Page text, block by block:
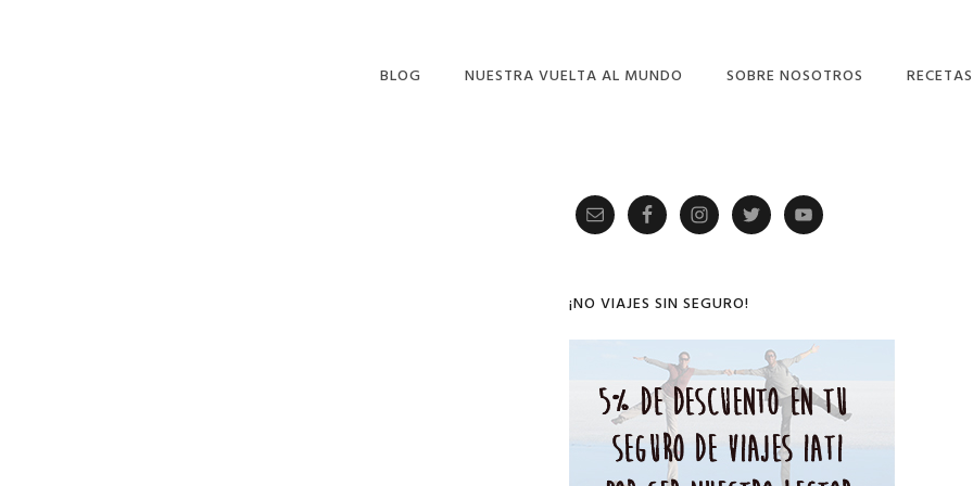
BLOG NUESTRA VUELTA AL MUNDO SOBRE NOSOTROS RECETAS
Primary
Sidebar
¡NO VIAJES SIN SEGURO!